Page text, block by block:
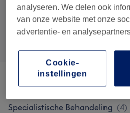
Alle
Peelings
Specialistische Behandeling (4)
analyseren. We delen ook
van onze website met onze
advertentie- en
Cookie-
instellingen